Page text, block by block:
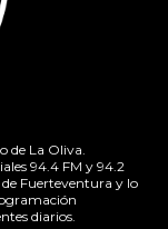
de La Oliva.
94.4 FM y 94.2
Fuerteventura y lo
diarios.